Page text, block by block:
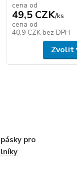
cena od
49,5 CZK/ks
cena od
40,9 CZK bez DPH
Zvolit
pro